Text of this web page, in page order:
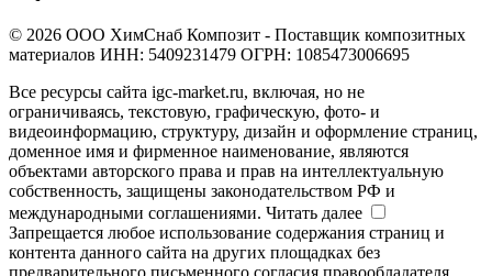
© 2026 ООО ХимСнаб Композит - Поставщик композитных
материалов ИНН: 5409231479 ОГРН: 1085473006695
Все ресурсы сайта igc-market.ru, включая, но не
ограничиваясь, текстовую, графическую, фото- и
видеоинформацию, структуру, дизайн и оформление страниц,
доменное имя и фирменное наименование, являются
объектами авторского права и прав на интеллектуальную
собственность, защищены законодательством РФ и
международными соглашениями. Читать далее
Запрещается любое использование содержания страниц и
контента данного сайта на других площадках без